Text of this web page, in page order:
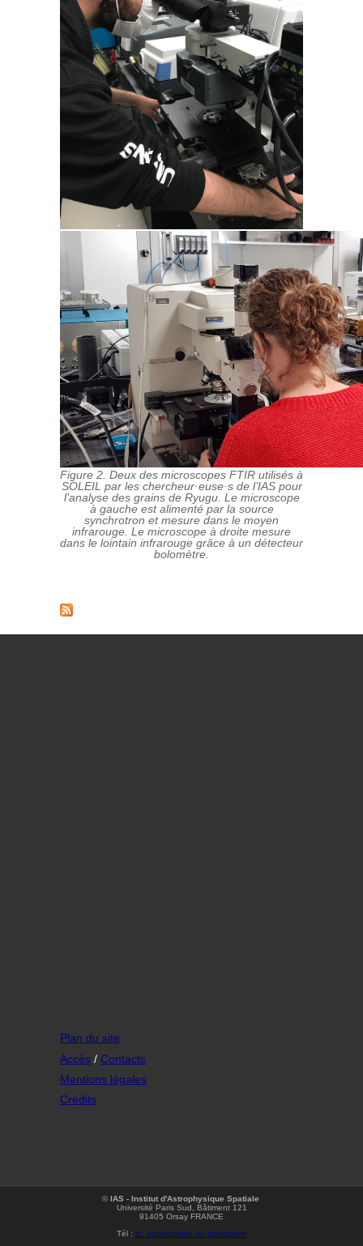
Figure 2. Deux des microscopes FTIR utilisés à
SOLEIL par les chercheur·euse·s de l’IAS pour
l’analyse des grains de Ryugu. Le microscope
à gauche est alimenté par la source
synchrotron et mesure dans le moyen
infrarouge. Le microscope à droite mesure
dans le lointain infrarouge grâce à un détecteur
bolomètre.
Plan du site
Accès / Contacts
Mentions légales
Crédits
©IAS - Institut d'Astrophysique Spatiale
Université Paris Sud, Bâtiment 121
91405 Orsay FRANCE
Tél : cf. organisation du laboratoire